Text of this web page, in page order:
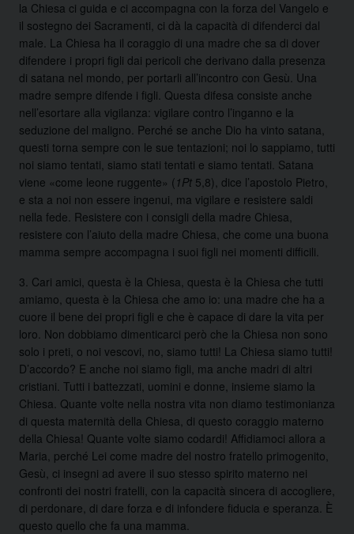
la Chiesa ci guida e ci accompagna con la forza del Vangelo e
il sostegno dei Sacramenti, ci dà la capacità di difenderci dal
male. La Chiesa ha il coraggio di una madre che sa di dover
difendere i propri figli dai pericoli che derivano dalla presenza
di satana nel mondo, per portarli all’incontro con Gesù. Una
madre sempre difende i figli. Questa difesa consiste anche
nell’esortare alla vigilanza: vigilare contro l’inganno e la
seduzione del maligno. Perché se anche Dio ha vinto satana,
questi torna sempre con le sue tentazioni; noi lo sappiamo, tutti
noi siamo tentati, siamo stati tentati e siamo tentati. Satana
viene «come leone ruggente» (1Pt 5,8), dice l’apostolo Pietro,
e sta a noi non essere ingenui, ma vigilare e resistere saldi
nella fede. Resistere con i consigli della madre Chiesa,
resistere con l’aiuto della madre Chiesa, che come una buona
mamma sempre accompagna i suoi figli nei momenti difficili.
3. Cari amici, questa è la Chiesa, questa è la Chiesa che tutti
amiamo, questa è la Chiesa che amo io: una madre che ha a
cuore il bene dei propri figli e che è capace di dare la vita per
loro. Non dobbiamo dimenticarci però che la Chiesa non sono
solo i preti, o noi vescovi, no, siamo tutti! La Chiesa siamo tutti!
D’accordo? E anche noi siamo figli, ma anche madri di altri
cristiani. Tutti i battezzati, uomini e donne, insieme siamo la
Chiesa. Quante volte nella nostra vita non diamo testimonianza
di questa maternità della Chiesa, di questo coraggio materno
della Chiesa! Quante volte siamo codardi! Affidiamoci allora a
Maria, perché Lei come madre del nostro fratello primogenito,
Gesù, ci insegni ad avere il suo stesso spirito materno nei
confronti dei nostri fratelli, con la capacità sincera di accogliere,
di perdonare, di dare forza e di infondere fiducia e speranza. È
questo quello che fa una mamma.